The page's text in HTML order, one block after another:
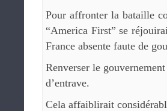
Pour affronter la bataille
“America First” se
France absente faute de
Renverser le
d’entrave.
Cela affaiblirait